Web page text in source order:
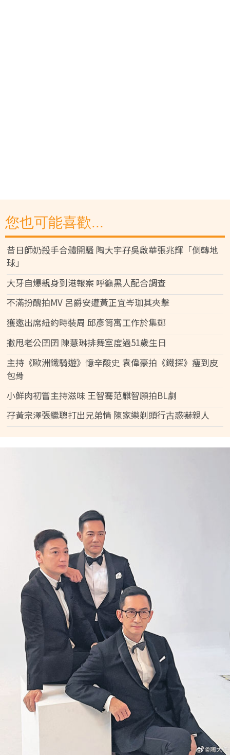
您也可能喜歡...
昔日師奶殺手合體開騷 陶大宇孖吳啟華張兆輝「倒轉地
球」
大牙自爆親身到港報案 呼籲黑人配合調查
不滿扮醜拍MV 呂爵安遭黃正宜岑珈其夾擊
獲邀出席紐約時裝周 邱彥筒寓工作於集郵
撇甩老公囝囝 陳慧琳排舞室度過51歲生日
主持《歐洲鐵騎遊》憶辛酸史 袁偉豪拍《鐵探》瘦到皮
包骨
小鮮肉初嘗主持滋味 王智騫范麒智願拍BL劇
孖黃宗澤張繼聰打出兄弟情 陳家樂剃頭行古惑嚇親人